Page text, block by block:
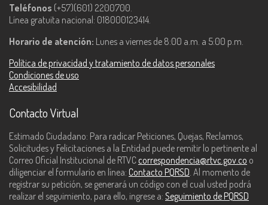
Teléfonos (+57)(601) 2200700.
Línea gratuita nacional: 018000123414.
Horario de atención: Lunes a viernes de 8:00 a.m. a 5:00 p.m.
Política de privacidad y tratamiento de datos personales
Condiciones de uso
Accesibilidad
Contacto Virtual
Estimado Ciudadano: Para radicar Peticiones, Quejas, Reclamos,
Solicitudes y Felicitaciones a la Entidad puede remitir lo pertinente al
Correo Oficial Institucional de RTVC correspondencia@rtvc.gov.co o
diligenciar el formulario en línea: Contacto PQRSD. Al momento de
registrar su petición, se generará un código con el cual usted podrá
realizar el seguimiento, para ello, ingrese a: Seguimiento de PQRSD